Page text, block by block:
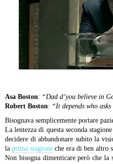
Asa Boston: “Dad d’you believe in
Robert Boston: “It depends who asks
Bisognava semplicemente portare
La lentezza di questa seconda
decidere di abbandonare subito la
la prima stagione che era di ben altro
Non bisogna dimenticare però che